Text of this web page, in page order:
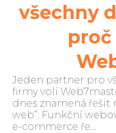
všechny
Jeden partner pro
firmy volí
dnes znamená řešit
web“. Funkční
e-commerce ře...